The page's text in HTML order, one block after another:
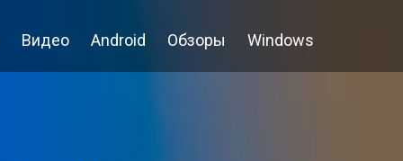
Видео Android Обзоры Windows